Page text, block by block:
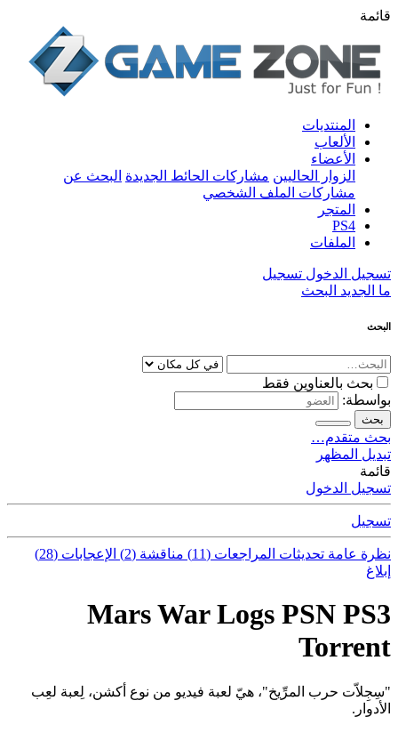
قائمة
المنتديات
الألعاب
الأعضاء
الزوار الحاليين مشاركات الحائط الجديدة البحث عن
مشاركات الملف الشخصي
المتجر
PS4
الملفات
تسجيل الدخول تسجيل
ما الجديد البحث
البحث
بحث بالعناوين فقط
بواسطة:
بحث
بحث متقدم…
تبديل المظهر
قائمة
تسجيل الدخول
تسجيل
نظرة عامة تحديثات المراجعات (11) مناقشة (2)
الإعجابات (28)
إبلاغ
Mars War Logs PSN PS3
Torrent
"سِجِلاّت حرب المرِّيخ"، هيّ لعبة فيديو من نوع أكشن، لِعبة لعِب
الأدوار.